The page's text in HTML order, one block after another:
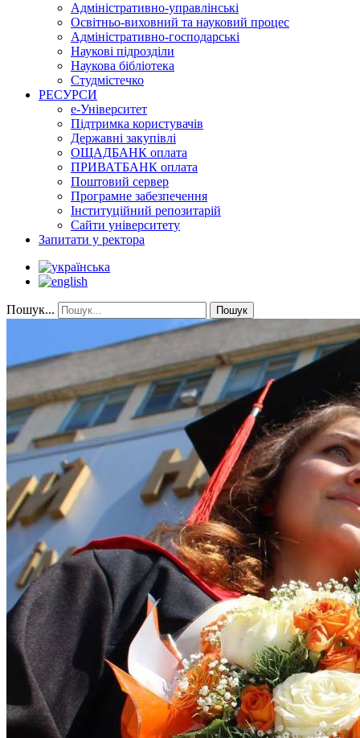
Адміністративно-управлінські
Освітньо-виховний та науковий процес
Адміністративно-господарські
Наукові підрозділи
Наукова бібліотека
Студмістечко
РЕСУРСИ
е-Університет
Підтримка користувачів
Державні закупівлі
ОЩАДБАНК оплата
ПРИВАТБАНК оплата
Поштовий сервер
Програмне забезпечення
Інституційний репозитарій
Сайти університету
Запитати у ректора
Пошук... Пошук